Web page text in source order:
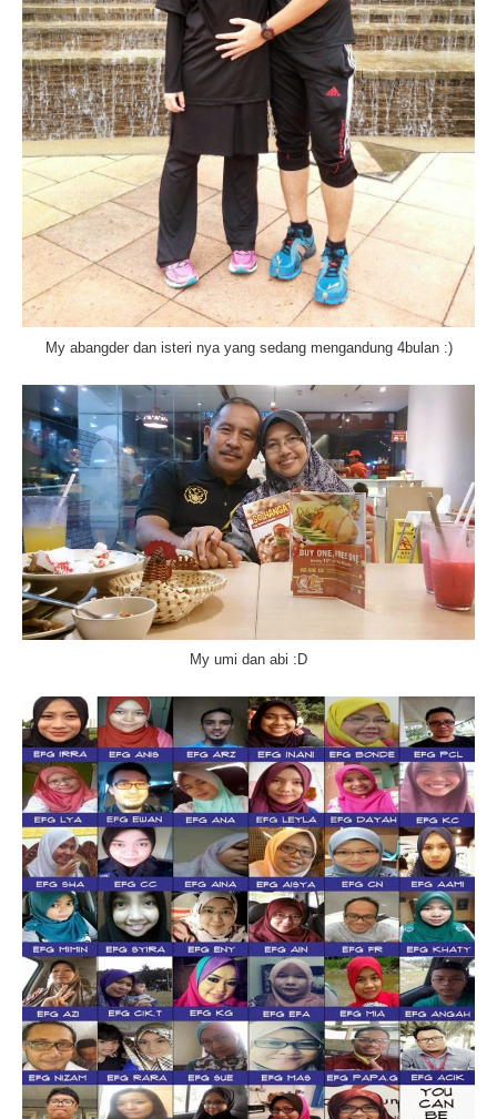
My abangder dan isteri nya yang sedang mengandung 4bulan :)
My umi dan abi :D